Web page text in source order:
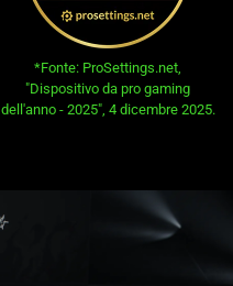
opens in new tab:
*Fonte: ProSettings.net,
"Dispositivo da pro gaming
dell'anno - 2025", 4 dicembre 2025.